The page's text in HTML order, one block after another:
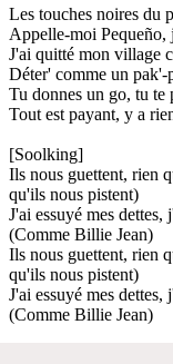
Les touches noires du
Appelle-moi Pequeño,
J'ai quitté mon village
Déter' comme un pak'-
Tu donnes un go, tu te
Tout est payant, y a
[Soolking]
Ils nous guettent, rien
qu'ils nous pistent)
J'ai essuyé mes
(Comme Billie Jean)
Ils nous guettent, rien
qu'ils nous pistent)
J'ai essuyé mes
(Comme Billie Jean)